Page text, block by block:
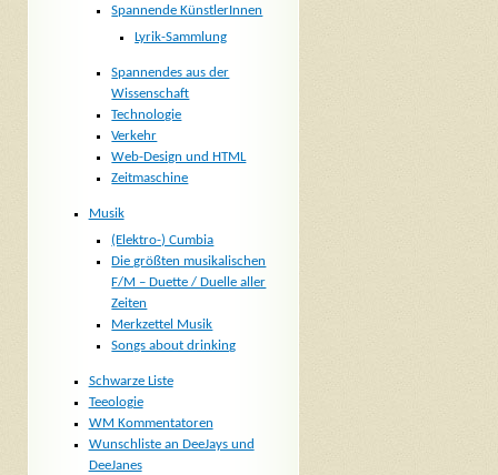
Spannende KünstlerInnen
Lyrik-Sammlung
Spannendes aus der
Wissenschaft
Technologie
Verkehr
Web-Design und HTML
Zeitmaschine
Musik
(Elektro-) Cumbia
Die größten musikalischen
F/M – Duette / Duelle aller
Zeiten
Merkzettel Musik
Songs about drinking
Schwarze Liste
Teeologie
WM Kommentatoren
Wunschliste an DeeJays und
DeeJanes